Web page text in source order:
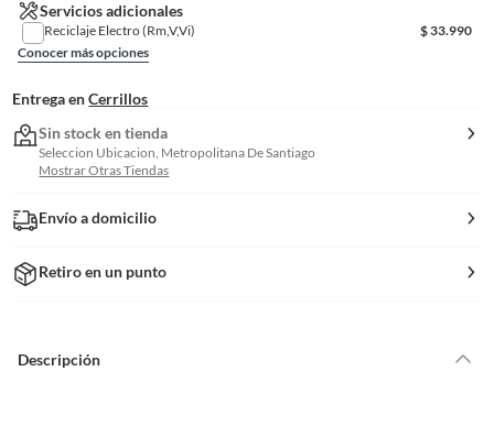
Servicios adicionales
Reciclaje Electro (Rm,V,Vi) $33.990
Conocer más opciones
Entrega en Cerrillos
Sin stock en tienda
Seleccion Ubicacion, Metropolitana De Santiago
Mostrar Otras Tiendas
Envío a domicilio
Retiro en un punto
Descripción